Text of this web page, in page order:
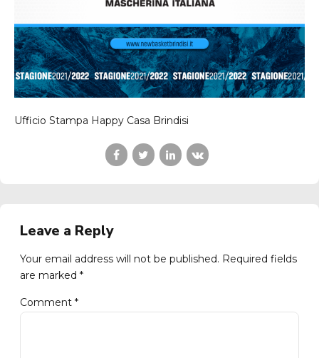
Ufficio Stampa Happy Casa Brindisi
Leave a Reply
Your email address will not be published. Required fields
are marked *
Comment *